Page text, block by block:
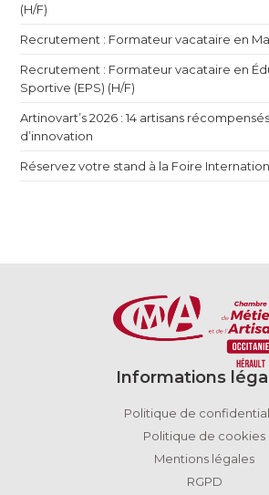
(H/F)
Recrutement : Formateur vacataire en
Recrutement : Formateur vacataire en
Sportive (EPS) (H/F)
Artinovart’s 2026 : 14 artisans
d’innovation
Réservez votre stand à la Foire
Informations
Politique de
Politique de cookies
Mentions légales
RGPD